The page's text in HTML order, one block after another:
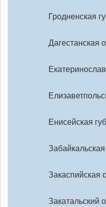
Гродненская
Дагестанская
Енисейская
Закаспийская
Закатальский